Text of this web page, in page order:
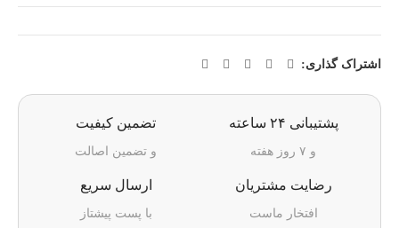
اشتراک گذاری:
پشتیبانی ۲۴ ساعته
و ۷ روز هفته
تضمین کیفیت
و تضمین اصالت
رضایت مشتریان
افتخار ماست
ارسال سریع
با پست پیشتاز